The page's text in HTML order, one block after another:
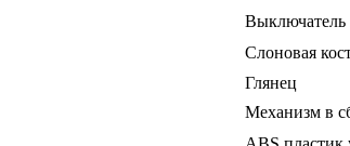
Слоновая
Глянец
Механизм в